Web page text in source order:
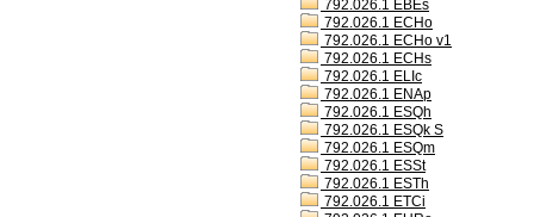
792.026.1 EBEs
792.026.1 ECHo
792.026.1 ECHo v1
792.026.1 ECHs
792.026.1 ELIc
792.026.1 ENAp
792.026.1 ESQh
792.026.1 ESQk S
792.026.1 ESQm
792.026.1 ESSt
792.026.1 ESTh
792.026.1 ETCi